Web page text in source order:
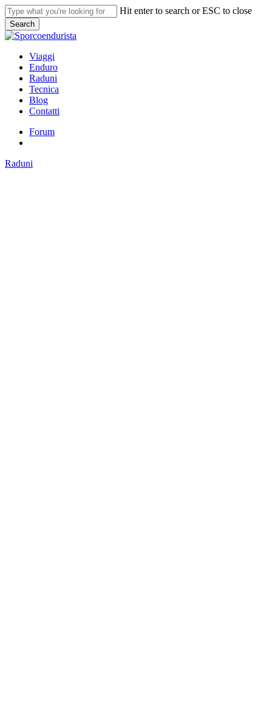
Skip
to
main
content
Hit enter to search or ESC to close
Search
Close
search
Menu
Viaggi
Enduro
Raduni
Tecnica
Blog
Contatti
Forum
Raduni